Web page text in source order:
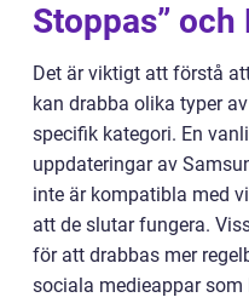
Stoppas”
Det är viktigt att förstå
kan drabba olika typer
specifik kategori. En
uppdateringar av
inte är kompatibla med
att de slutar fungera.
för att drabbas mer
sociala medieappar som